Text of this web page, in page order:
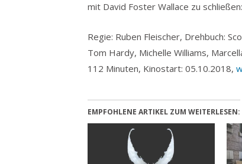
mit David Foster Wallace zu schließen:
Regie: Ruben Fleischer, Drehbuch:
Tom Hardy, Michelle Williams,
112 Minuten, Kinostart: 05.10.2018,
EMPFOHLENE ARTIKEL ZUM WEITERLESEN: